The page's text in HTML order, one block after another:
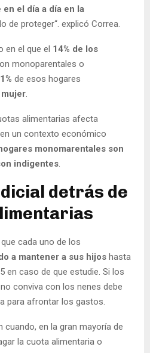
el día a día en la
de proteger“. explicó Correa.
en el que el 14% de los
monoparentales o
de esos hogares
.
alimentarias afecta
un contexto económico
monomarentales son
indigentes.
detrás de
cada uno de los
a mantener a sus hijos hasta
en caso de que estudie. Si los
conviva con los nenes debe
para afrontar los gastos.
en la gran mayoría de
la cuota alimentaria o